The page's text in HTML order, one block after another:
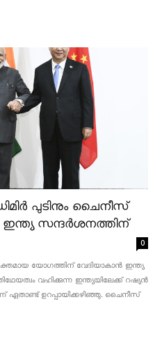
പുടിനും ചൈനീസ്
ഇന്ത്യ സന്ദർശനത്തിന്
0
യോഗത്തിന് വേദിയാകാൻ ഇന്ത്യ
വഹിക്കുന്ന ഇന്ത്യയിലേക്ക് റഷ്യൻ
ഏതാണ്ട് ഉറപ്പായിക്കഴിഞ്ഞു. ചൈനീസ്